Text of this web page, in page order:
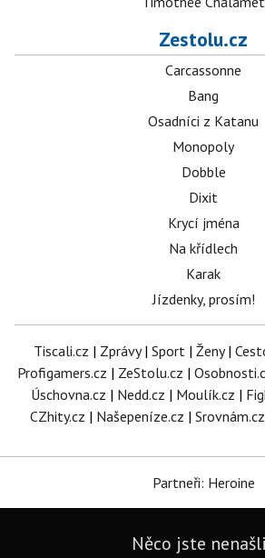
Zestolu.cz
Carcassonne
Bang
Osadníci z Katanu
Monopoly
Dobble
Dixit
Krycí jména
Na křídlech
Karak
Jízdenky, prosím!
Tiscali.cz | Zprávy| Sport | Ženy|
Profigamers.cz | ZeStolu.cz |
Úschovna.cz | Nedd.cz | Moulík.cz |
CZhity.cz | Našepeníze.cz | Srovnám.cz
Partneři: Heroine
Něco jste